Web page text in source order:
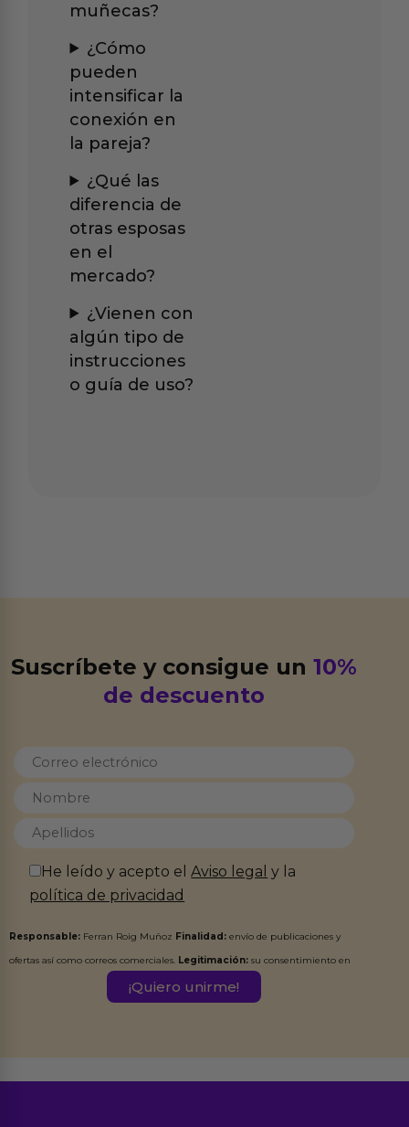
muñecas?
¿Cómo
pueden
intensificar la
conexión en
la pareja?
¿Qué las
diferencia de
otras esposas
en el
mercado?
¿Vienen con
algún tipo de
instrucciones
o guía de uso?
Suscríbete y consigue un10%
de descuento
He leído y acepto elAviso legal y la
política de privacidad
Responsable: Ferran Roig Muñoz Finalidad: envío de publicaciones y
ofertas así como correos comerciales. Legitimación: su consentimiento en
Destinatarios:Ferran Roig Muñoz. Podrás ejercer tus